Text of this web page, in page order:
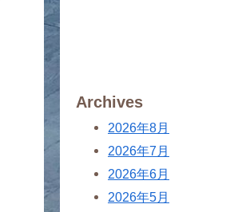
Archives
2026年8月
2026年7月
2026年6月
2026年5月